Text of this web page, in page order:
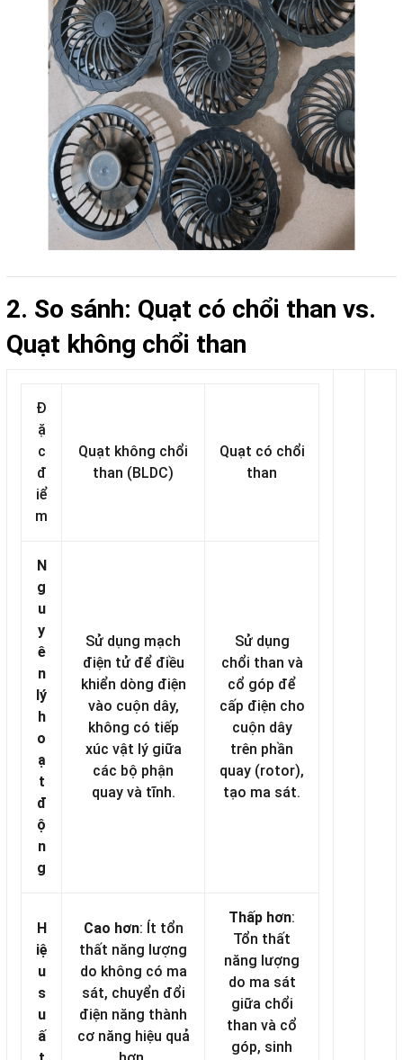
2. So sánh: Quạt có chổi than vs.
Quạt không chổi than
Đ
ặ
c
đ
iể
m
Quạt không chổi
than (BLDC)
Quạt có chổi
than
N
g
u
y
ê
n
lý
h
o
ạ
t
đ
ộ
n
g
Sử dụng mạch
điện tử để điều
khiển dòng điện
vào cuộn dây,
không có tiếp
xúc vật lý giữa
các bộ phận
quay và tĩnh.
Sử dụng
chổi than và
cổ góp để
cấp điện cho
cuộn dây
trên phần
quay (rotor),
tạo ma sát.
H
iệ
u
s
u
ấ
Cao hơn: Ít tổn
thất năng lượng
do không có ma
sát, chuyển đổi
điện năng thành
cơ năng hiệu quả
Thấp hơn:
Tổn thất
năng lượng
do ma sát
giữa chổi
than và cổ
góp, sinh